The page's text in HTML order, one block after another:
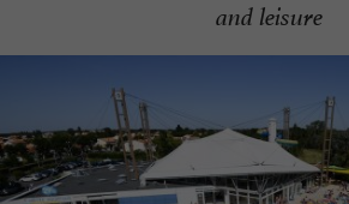
and leisure